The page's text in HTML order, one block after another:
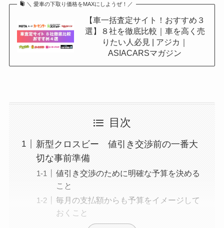
＼ 愛車の下取り価格をMAXにしようぜ！／
【車一括査定サイト！おすすめ３
選】８社を徹底比較｜車を高く売
りたい人必見 | アジカ｜
ASIACARSマガジン
目次
新型クロスビー 値引き交渉前の一番大
切な事前準備
値引き交渉のために明確な予算を決める
こと
毎月の支払額からも予算をイメージして
おくこと